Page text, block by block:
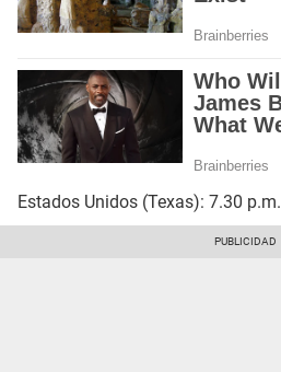
Estados Unidos (Texas): 7.30 p.m.